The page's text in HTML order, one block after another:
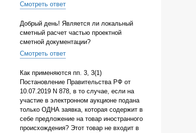
Смотреть ответ
Добрый день! Является ли локальный
сметный расчет частью проектной
сметной документации?
Смотреть ответ
Как применяются пп. 3, 3(1)
Постановление Правительства РФ от
10.07.2019 N 878, в то случае, если на
участие в электронном аукционе подана
только ОДНА заявка, которая содержит в
себе предложение на товар иностранного
происхождения? Этот товар не входит в